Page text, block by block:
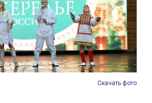
Скачать фото